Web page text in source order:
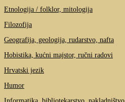
Etnologija / folklor, mitologija
Filozofija
Geografija, geologija, rudarstvo, nafta
Hobistika, kućni majstor, ručni radovi
Hrvatski jezik
Humor